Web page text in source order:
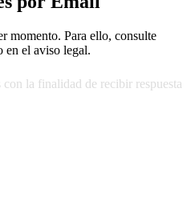
momento. Para ello, consulte
en el aviso legal.
la finalidad de recibir respuesta